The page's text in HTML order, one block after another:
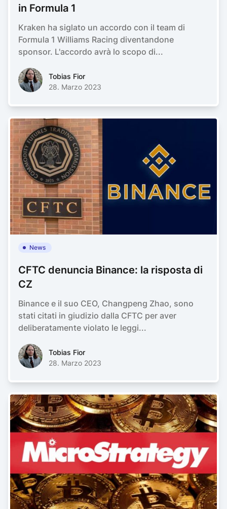
in Formula 1
Kraken ha siglato un accordo con il team di
Formula 1 Williams Racing diventandone
sponsor. L'accordo avrà lo scopo di...
Tobias FiorTobias Fior
Tobias Fior
28. Marzo 2023
News
CFTC denuncia Binance: la risposta di
CZ
Binance e il suo CEO, Changpeng Zhao, sono
stati citati in giudizio dalla CFTC per aver
deliberatamente violato le leggi...
Tobias FiorTobias Fior
Tobias Fior
28. Marzo 2023